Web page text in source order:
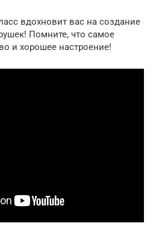
вдохновит вас на создание
Помните, что самое
и хорошее настроение!